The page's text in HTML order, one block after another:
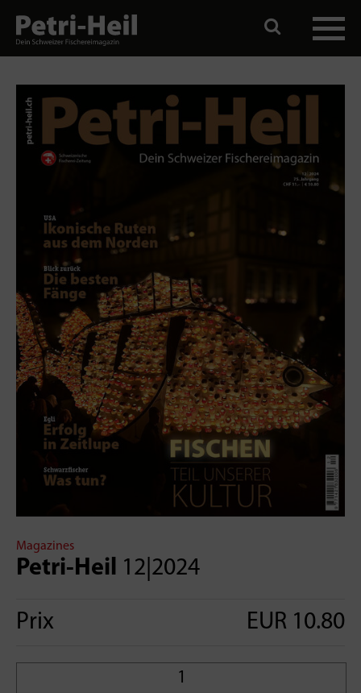
Magazines
Petri-Heil 12|2024
Prix EUR 10.80